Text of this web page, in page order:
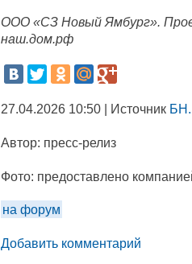
ООО «СЗ Новый Ямбург».
наш.дом.рф
27.04.2026 10:50 | Источник
Автор: пресс-релиз
Фото: предоставлено
на форум
Добавить комментарий